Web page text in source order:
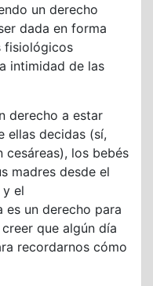
un derecho
dada en forma
fisiológicos
intimidad de las
derecho a estar
ellas decidas (sí,
cesáreas), los bebés
madres desde el
el
es un derecho para
que algún día
recordarnos cómo